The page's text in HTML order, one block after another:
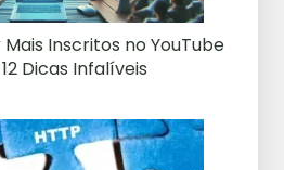
Inscritos no YouTube
Dicas Infalíveis